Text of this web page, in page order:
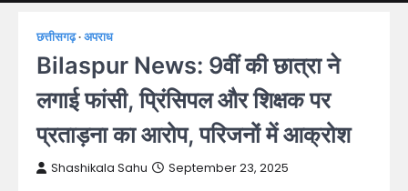
छत्तीसगढ़ अपराध
Bilaspur News: 9वीं की छात्रा ने
लगाई फांसी, प्रिंसिपल और शिक्षक पर
प्रताड़ना का आरोप, परिजनों में आक्रोश
Shashikala Sahu September 23, 2025